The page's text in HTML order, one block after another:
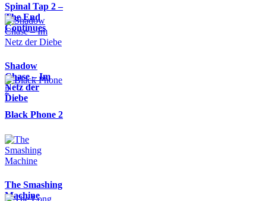
Spinal Tap 2 –
The End
Continues
Shadow
Chase – Im
Netz der
Diebe
Black Phone 2
The Smashing
Machine